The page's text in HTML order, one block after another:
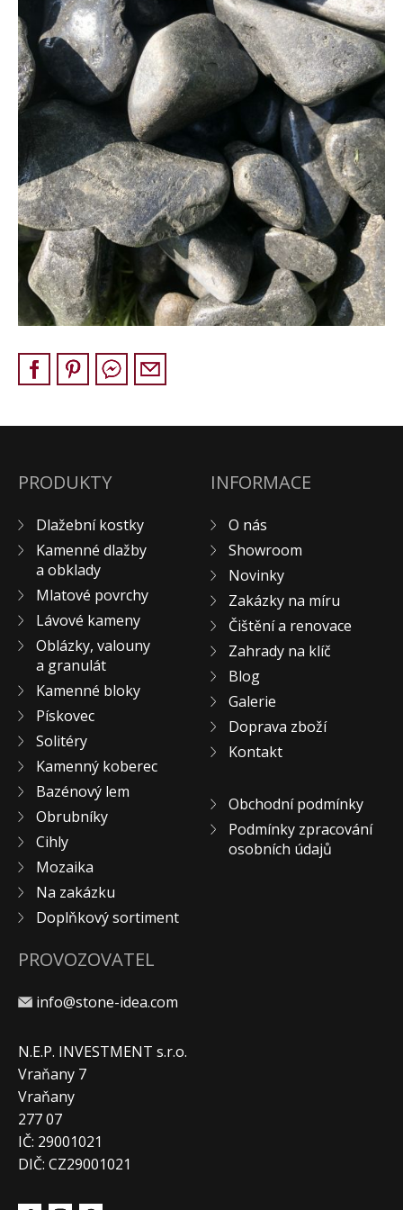
Pískovec
Solitéry
Kamenné bloky
Výrobky z kamene na zakázku
BERA GRAVEL FIX
Creative Floor
Terazzo
Doplňkový sortiment
DLAŽEBNÍ KOSTKY
KAMENNÉ DLAŽBY, OBKLADY
MLATOVÉ POVRCHY
ZAKÁZKY NA MÍRU
NOVINKY
KONTAKT
PRODUKTY
Dlažební kostky
Kamenné dlažby
a obklady
Mlatové povrchy
Lávové kameny
Oblázky, valouny
a granulát
Kamenné bloky
Pískovec
Solitéry
Kamenný koberec
Bazénový lem
Obrubníky
Cihly
Mozaika
Na zakázku
Doplňkový sortiment
INFORMACE
O nás
Showroom
Novinky
Zakázky na míru
Čištění a renovace
Zahrady na klíč
Blog
Galerie
Doprava zboží
Kontakt
Obchodní podmínky
Podmínky zpracování
osobních údajů
PROVOZOVATEL
info@stone-idea.com
N.E.P. INVESTMENT s.r.o.
Vraňany 7
Vraňany
277 07
IČ: 29001021
DIČ: CZ29001021